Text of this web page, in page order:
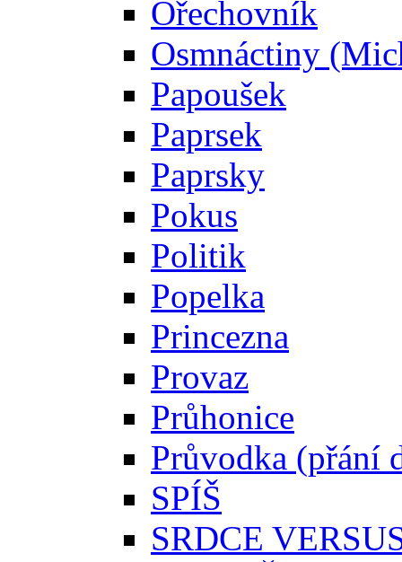
Ořechovník
Osmnáctiny
Papoušek
Paprsek
Paprsky
Pokus
Politik
Popelka
Princezna
Provaz
Průhonice
Průvodka (přání
SPÍŠ
SRDCE